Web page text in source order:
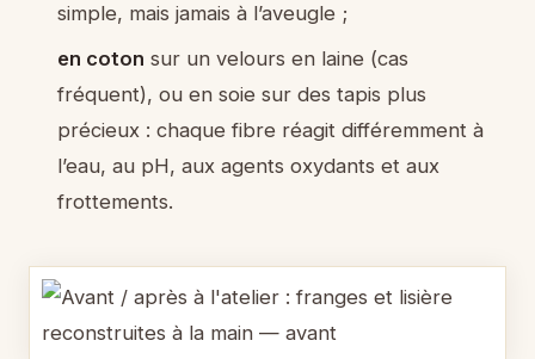
simple, mais jamais à l’aveugle ;
en coton sur un velours en laine (cas
fréquent), ou en soie sur des tapis plus
précieux : chaque fibre réagit différemment à
l’eau, au pH, aux agents oxydants et aux
frottements.